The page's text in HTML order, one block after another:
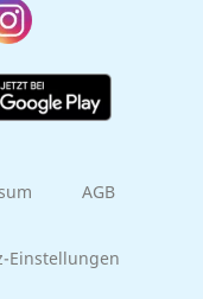
AGB
Einstellungen